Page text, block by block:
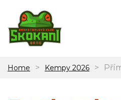
Home > Kempy 2026 >